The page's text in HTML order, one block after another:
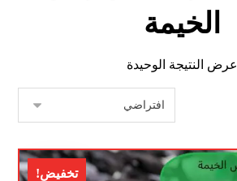
الخيمة
عرض النتيجة الوحيدة
تخفيض!